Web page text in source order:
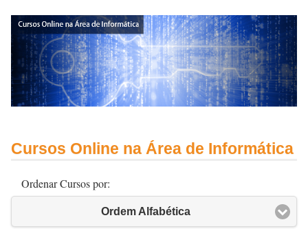
Cursos Online na Área de Informática
Ordenar Cursos por:
Ordem Alfabética